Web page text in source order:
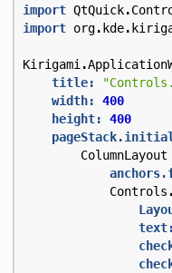
import QtQuick.
import org.kde.
Kirigami .
title:
width:
400
height:
400
ColumnLayout
Controls .
text: